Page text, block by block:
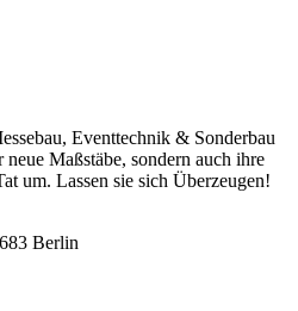
Eventtechnik & Sonderbau
Maßstäbe, sondern auch ihre
um. Lassen sie sich Überzeugen!
Berlin